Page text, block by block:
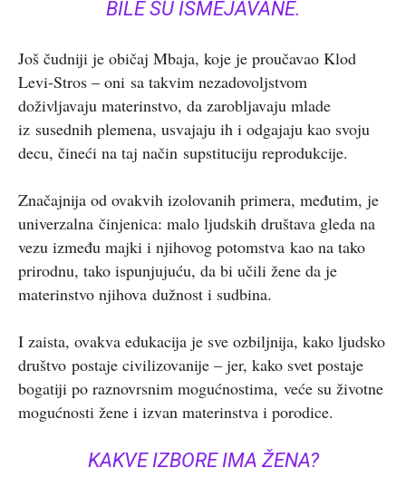
BILE SU ISMEJAVANE.
Još čudniji je običaj Mbaja, koje je proučavao Klod
Levi-Stros – oni sa takvim nezadovoljstvom
doživljavaju materinstvo, da zarobljavaju mlade
iz susednih plemena, usvajaju ih i odgajaju kao svoju
decu, čineći na taj način supstituciju reprodukcije.
Značajnija od ovakvih izolovanih primera, međutim, je
univerzalna činjenica: malo ljudskih društava gleda na
vezu između majki i njihovog potomstva kao na tako
prirodnu, tako ispunjujuću, da bi učili žene da je
materinstvo njihova dužnost i sudbina.
I zaista, ovakva edukacija je sve ozbiljnija, kako ljudsko
društvo postaje civilizovanije – jer, kako svet postaje
bogatiji po raznovrsnim mogućnostima, veće su životne
mogućnosti žene i izvan materinstva i porodice.
KAKVE IZBORE IMA ŽENA?